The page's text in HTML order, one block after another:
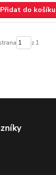
Přidat do košíku
z 1